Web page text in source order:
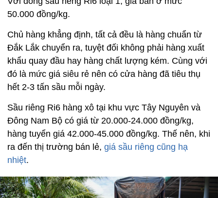
50.000 đồng/kg.
Chủ hàng khẳng định, tất cả đều là hàng chuẩn từ
Đắk Lắk chuyển ra, tuyệt đối không phải hàng xuất
khẩu quay đầu hay hàng chất lượng kém. Cùng với
đó là mức giá siêu rẻ nên có cửa hàng đã tiêu thụ
hết 2-3 tấn sầu mỗi ngày.
Sầu riêng Ri6 hàng xô tại khu vực Tây Nguyên và
Đông Nam Bộ có giá từ 20.000-24.000 đồng/kg,
hàng tuyển giá 42.000-45.000 đồng/kg. Thế nên, khi
ra đến thị trường bán lẻ, giá sầu riêng cũng hạ
nhiệt.